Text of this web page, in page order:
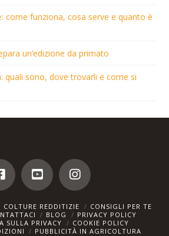
come funziona, cosa serve e quanto è
un’edizione da primato
quali sono, dove trovarli e come si
COLTURE REDDITIZIE
CONSIGLI PER TE
BLOG
PRIVACY POLICY
SULLA PRIVACY
COOKIE POLICY
PUBBLICITÀ IN AGRICOLTURA